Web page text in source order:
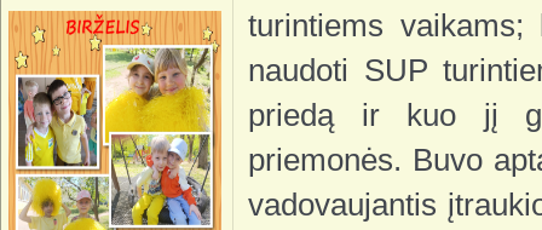
turintiems
naudoti SUP
priedą ir kuo jį
priemonės. Buvo
vadovaujantis